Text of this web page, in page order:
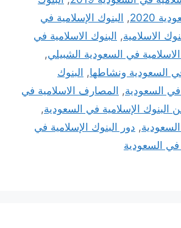
2020
, البنوك الإسلامية في
الاسلامية, البنوك الاسلامية في
الاسلامية في السعودية الشبيلي,
في السعودية ونشاطها, البنوك
في السعودية, المصارف الاسلامية في
الإسلامية في السعودية,
, دور البنوك الإسلامية في
في السعودية